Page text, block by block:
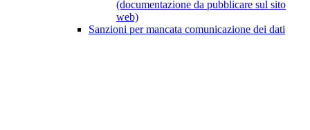
(documentazione da pubblicare sul sito
web)
Sanzioni per mancata comunicazione dei dati